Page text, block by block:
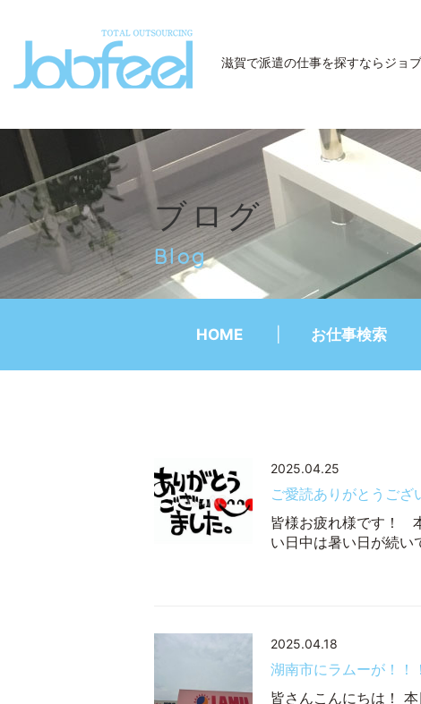
滋賀で派遣の仕事を探すならジョ
ブログ
Blog
HOME お仕事検索
2025.04.25
ご愛読ありがとうござ
皆様お疲れ様です！
い日中は暑い日が続
2025.04.18
湖南市にラムーが！！！
皆さんこんにちは！